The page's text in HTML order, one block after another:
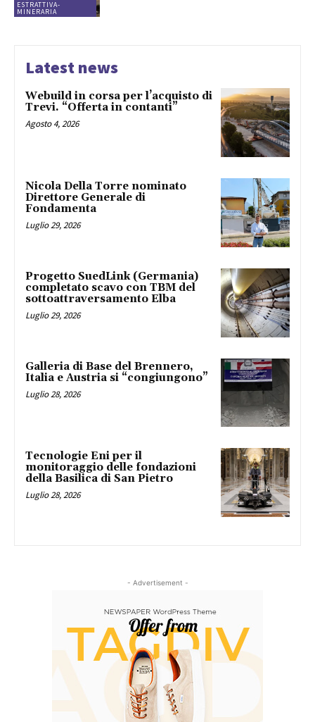
ESTRATTIVA-
MINERARIA
Latest news
Webuild in corsa per l’acquisto di
Trevi. “Offerta in contanti”
Agosto 4, 2026
Nicola Della Torre nominato
Direttore Generale di
Fondamenta
Luglio 29, 2026
Progetto SuedLink (Germania)
completato scavo con TBM del
sottoattraversamento Elba
Luglio 29, 2026
Galleria di Base del Brennero,
Italia e Austria si “congiungono”
Luglio 28, 2026
Tecnologie Eni per il
monitoraggio delle fondazioni
della Basilica di San Pietro
Luglio 28, 2026
- Advertisement -